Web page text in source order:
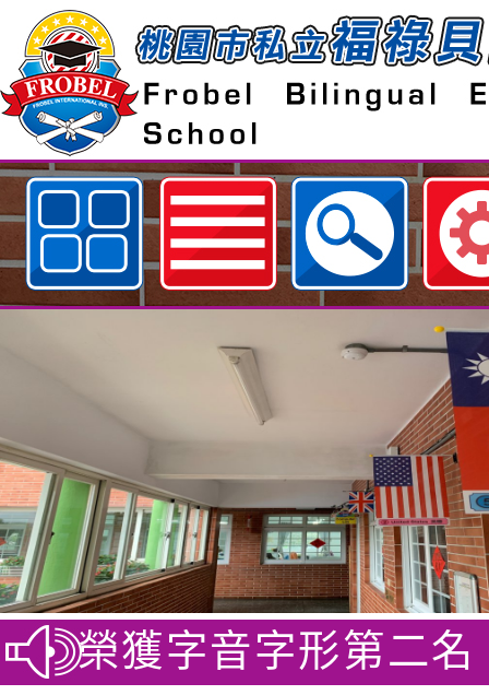
歡迎參觀：桃園市私立福祿貝爾雙
獲字音字形第二名 賀